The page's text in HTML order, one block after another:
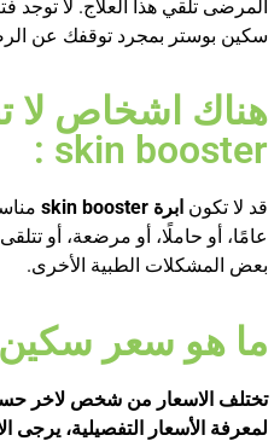
المرضى تلقي هذا العلاج. لا توجد
سكين بوستر بمجرد توقفك عن
هناك اشخاص لا
skin booster :
قد لا تكون ابرة skin booster
عامًا، أو حاملًا، أو مرضعة، أو
بعض المشكلات الطبية الأخرى.
ما هو سعر سكين
تختلف الاسعار من شخص لاخر
لمعرفة الأسعار التفصيلية، يرجى